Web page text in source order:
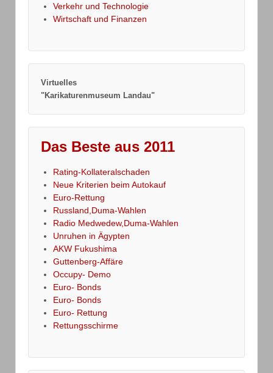
Verkehr und Technologie
Wirtschaft und Finanzen
Virtuelles
"Karikaturenmuseum Landau"
Das Beste aus 2011
Rating-Kollateralschaden
Neue Kriterien beim Autokauf
Euro-Rettung
Russland,Duma-Wahlen
Radio Medwedew,Duma-Wahlen
Unruhen in Ägypten
AKW Fukushima
Guttenberg-Affäre
Occupy- Demo
Euro- Bonds
Euro- Bonds
Euro- Rettung
Rettungsschirme